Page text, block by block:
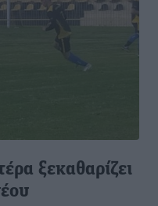
ξεκαθαρίζει